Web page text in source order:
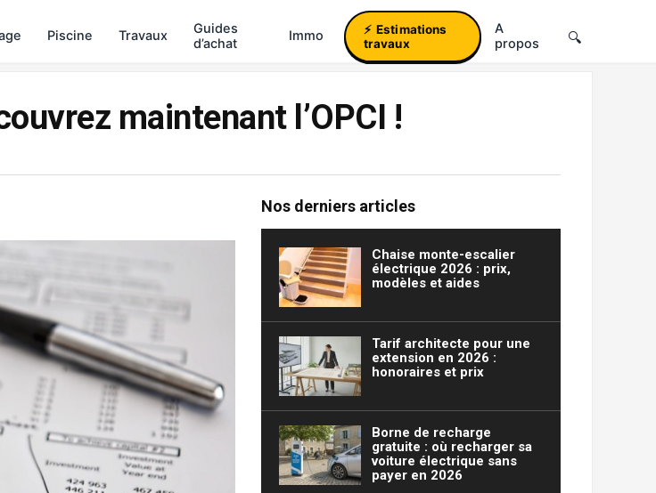
Piscine Travaux
Guides
d’achat
Immo
Estimations
travaux
A
propos
maintenant l’OPCI !
Nos derniers articles
Chaise monte-escalier
électrique 2026 : prix,
modèles et aides
Tarif architecte pour une
extension en 2026 :
honoraires et prix
Borne de recharge
gratuite : où recharger sa
voiture électrique sans
payer en 2026